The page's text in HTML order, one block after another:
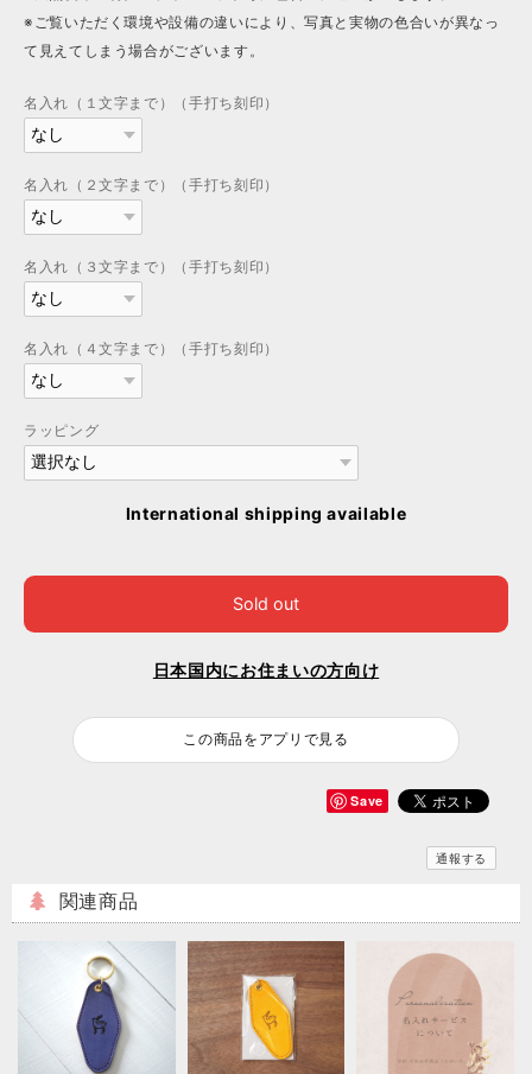
※ご覧いただく環境や設備の違いにより、写真と実物の色合いが異なっ
て見えてしまう場合がございます。
名入れ（１文字まで）（手打ち刻印）
名入れ（２文字まで）（手打ち刻印）
名入れ（３文字まで）（手打ち刻印）
名入れ（４文字まで）（手打ち刻印）
ラッピング
International shipping available
Sold out
日本国内にお住まいの方向け
この商品をアプリで見る
Save
通報する
関連商品